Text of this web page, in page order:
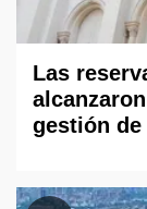
Las
gestión